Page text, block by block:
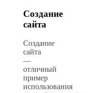
Создание
сайта
Создание
сайта
—
отличный
пример
использования